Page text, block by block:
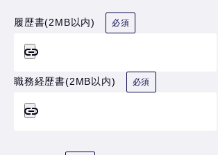
履歴書(2MB以内) 必須
職務経歴書(2MB以内) 必須